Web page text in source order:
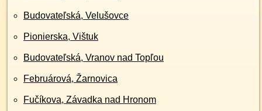
Budovateľská, Velušovce
Pionierska, Vištuk
Budovateľská, Vranov nad Topľou
Februárová, Žarnovica
Fučíkova, Závadka nad Hronom